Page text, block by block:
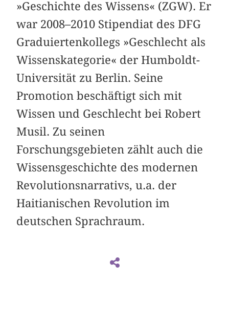
»Geschichte des Wissens« (ZGW). Er
war 2008–2010 Stipendiat des DFG
Graduiertenkollegs »Geschlecht als
Wissenskategorie« der Humboldt-
Universität zu Berlin. Seine
Promotion beschäftigt sich mit
Wissen und Geschlecht bei Robert
Musil. Zu seinen
Forschungsgebieten zählt auch die
Wissensgeschichte des modernen
Revolutionsnarrativs, u.a. der
Haitianischen Revolution im
deutschen Sprachraum.